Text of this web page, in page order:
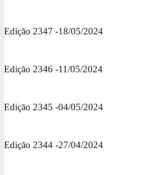
Edição 2347 -18/05/2024
Edição 2346 -11/05/2024
Edição 2345 -04/05/2024
Edição 2344 -27/04/2024